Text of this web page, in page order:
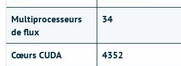
Multiprocesseurs
de flux
34
Cœurs CUDA 4352